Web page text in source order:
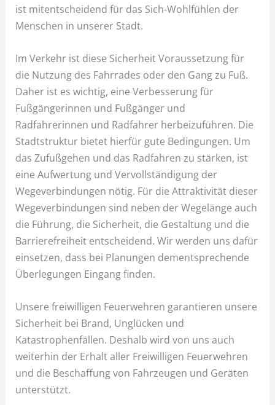
ist mitentscheidend für das Sich-Wohlfühlen der
Menschen in unserer Stadt.
Im Verkehr ist diese Sicherheit Voraussetzung für
die Nutzung des Fahrrades oder den Gang zu Fuß.
Daher ist es wichtig, eine Verbesserung für
Fußgängerinnen und Fußgänger und
Radfahrerinnen und Radfahrer herbeizuführen. Die
Stadtstruktur bietet hierfür gute Bedingungen. Um
das Zufußgehen und das Radfahren zu stärken, ist
eine Aufwertung und Vervollständigung der
Wegeverbindungen nötig. Für die Attraktivität dieser
Wegeverbindungen sind neben der Wegelänge auch
die Führung, die Sicherheit, die Gestaltung und die
Barrierefreiheit entscheidend. Wir werden uns dafür
einsetzen, dass bei Planungen dementsprechende
Überlegungen Eingang finden.
Unsere freiwilligen Feuerwehren garantieren unsere
Sicherheit bei Brand, Unglücken und
Katastrophenfällen. Deshalb wird von uns auch
weiterhin der Erhalt aller Freiwilligen Feuerwehren
und die Beschaffung von Fahrzeugen und Geräten
unterstützt.